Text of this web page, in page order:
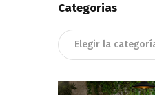
Categorias
Categorias